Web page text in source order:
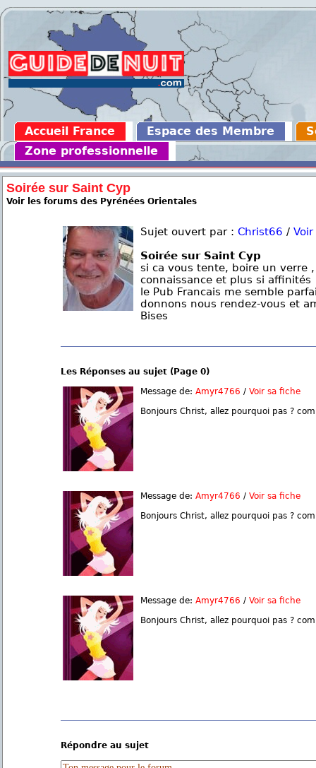
Accueil France Espace des Membre
Zone professionnelle
Soirée sur Saint Cyp
Voir les forums des Pyrénées Orientales
Sujet ouvert par : Christ66 /
Soirée sur Saint Cyp
si ca vous tente, boire un verre
connaissance et plus si affinités
le Pub Francais me semble
donnons nous rendez-vous et
Bises
Les Réponses au sujet (Page 0)
Message de: Amyr4766 / Voir sa fiche
Bonjours Christ, allez pourquoi pas ?
Message de: Amyr4766 / Voir sa fiche
Bonjours Christ, allez pourquoi pas ?
Message de: Amyr4766 / Voir sa fiche
Bonjours Christ, allez pourquoi pas ?
Répondre au sujet